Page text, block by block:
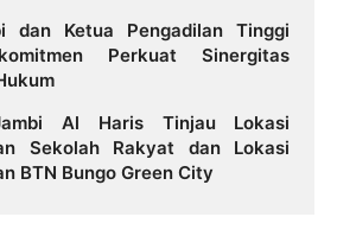
dan Ketua Pengadilan Tinggi
Perkuat Sinergitas
Al Haris Tinjau Lokasi
Sekolah Rakyat dan Lokasi
BTN Bungo Green City